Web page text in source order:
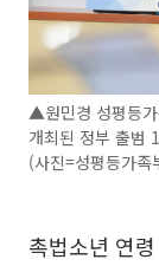
▲원민경 성평등
개최된 정부 출범
(사진=성평등가족
촉법소년 연